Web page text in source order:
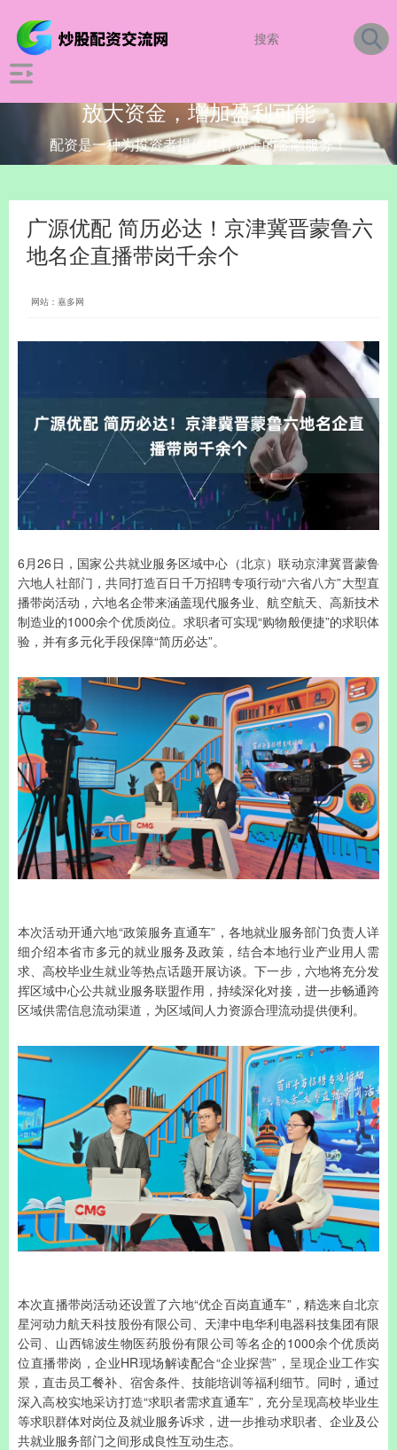
放大资金，增加盈利可能
配资是一种为投资者提供杠杆资金的金融服务！
广源优配 简历必达！京津冀晋蒙鲁六
地名企直播带岗千余个
网站：嘉多网
6月26日，国家公共就业服务区域中心（北京）联动京津冀晋蒙鲁
六地人社部门，共同打造百日千万招聘专项行动“六省八方”大型直
播带岗活动，六地名企带来涵盖现代服务业、航空航天、高新技术
制造业的1000余个优质岗位。求职者可实现“购物般便捷”的求职体
验，并有多元化手段保障“简历必达”。
本次活动开通六地“政策服务直通车”，各地就业服务部门负责人详
细介绍本省市多元的就业服务及政策，结合本地行业产业用人需
求、高校毕业生就业等热点话题开展访谈。下一步，六地将充分发
挥区域中心公共就业服务联盟作用，持续深化对接，进一步畅通跨
区域供需信息流动渠道，为区域间人力资源合理流动提供便利。
本次直播带岗活动还设置了六地“优企百岗直通车”，精选来自北京
星河动力航天科技股份有限公司、天津中电华利电器科技集团有限
公司、山西锦波生物医药股份有限公司等名企的1000余个优质岗
位直播带岗，企业HR现场解读配合“企业探营”，呈现企业工作实
景，直击员工餐补、宿舍条件、技能培训等福利细节。同时，通过
深入高校实地采访打造“求职者需求直通车”，充分呈现高校毕业生
等求职群体对岗位及就业服务诉求，进一步推动求职者、企业及公
共就业服务部门之间形成良性互动生态。